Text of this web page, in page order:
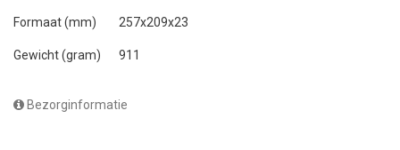
Formaat (mm) 257x209x23
Gewicht (gram) 911
Bezorginformatie